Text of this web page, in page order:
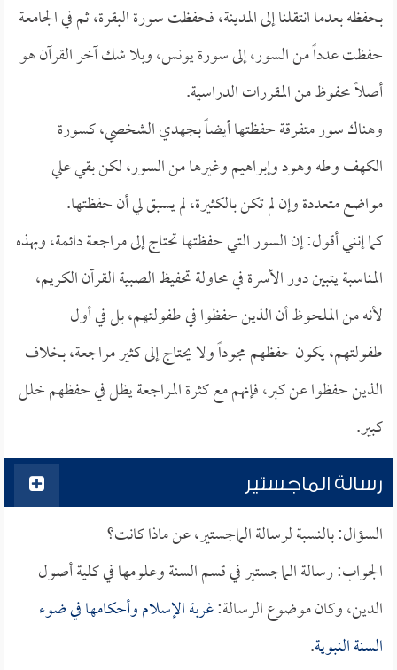
بحفظه بعدما انتقلنا إلى المدينة، فحفظت سورة البقرة، ثم في الجامعة
حفظت عدداً من السور، إلى سورة يونس، وبلا شك آخر القرآن هو
أصلاً محفوظ من المقررات الدراسية.
وهناك سور متفرقة حفظتها أيضاً بجهدي الشخصي، كسورة
الكهف وطه وهود وإبراهيم وغيرها من السور، لكن بقي علي
مواضع متعددة وإن لم تكن بالكثيرة، لم يسبق لي أن حفظتها.
كما إنني أقول: إن السور التي حفظتها تحتاج إلى مراجعة دائمة، وبهذه
المناسبة يتبين دور الأسرة في محاولة تحفيظ الصبية القرآن الكريم،
لأنه من الملحوظ أن الذين حفظوا في طفولتهم، بل في أول
طفولتهم، يكون حفظهم مجوداً ولا يحتاج إلى كثير مراجعة، بخلاف
الذين حفظوا عن كبر، فإنهم مع كثرة المراجعة يظل في حفظهم خلل
كبير.
رسالة الماجستير
السؤال: بالنسبة لرسالة الماجستير، عن ماذا كانت؟
الجواب: رسالة الماجستير في قسم السنة وعلومها في كلية أصول
الدين، وكان موضوع الرسالة:غربة الإسلام وأحكامها في ضوء
السنة النبوية.